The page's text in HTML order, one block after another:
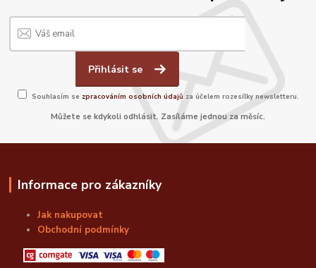
Přihlásit se
Souhlasím se zpracováním osobních údajů za účelem rozesílky newsletteru.
Můžete se kdykoli odhlásit. Zasíláme jednou za měsíc.
Informace pro zákazníky
Jak nakupovat
Obchodní podmínky